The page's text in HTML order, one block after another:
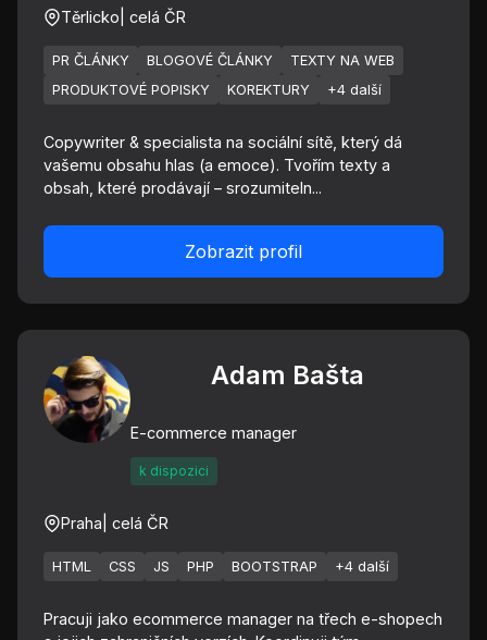
Těrlicko | celá ČR
PR ČLÁNKY BLOGOVÉ ČLÁNKY
TEXTY NA WEB
PRODUKTOVÉ POPISKY
KOREKTURY +4 další
Copywriter & specialista na sociální sítě, který dá
vašemu obsahu hlas (a emoce). Tvořím texty a
obsah, které prodávají – srozumiteln...
Zobrazit profil
Adam Bašta
E-commerce manager
k dispozici
Praha | celá ČR
HTML CSS JS PHP BOOTSTRAP +4 další
Pracuji jako ecommerce manager na třech e-shopech